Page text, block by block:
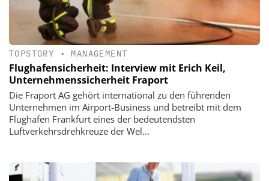
TOPSTORY • MANAGEMENT
Flughafensicherheit: Interview mit Erich Keil,
Unternehmenssicherheit Fraport
Die Fraport AG gehört international zu den führenden
Unternehmen im Airport-Business und betreibt mit dem
Flughafen Frankfurt eines der bedeutendsten
Luftverkehrsdrehkreuze der Wel...